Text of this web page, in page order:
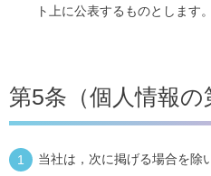
ト上に公表するものとします。
第5条（個人情報の
当社は，次に掲げる場合を除